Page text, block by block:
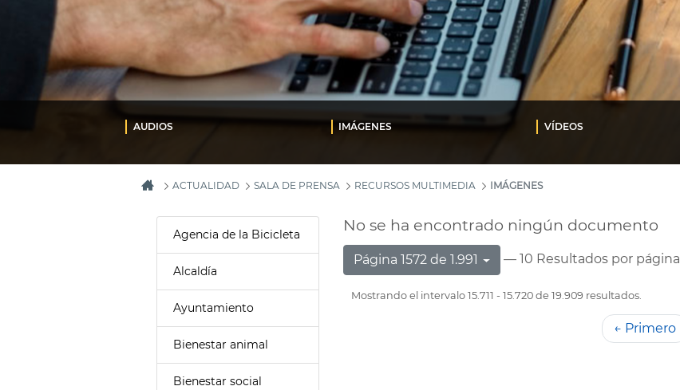
AUDIOS IMÁGENES VÍDEOS
ACTUALIDAD SALA DE PRENSA RECURSOS MULTIMEDIA IMÁGENES
Agencia de la Bicicleta
Alcaldía
Ayuntamiento
Bienestar animal
Bienestar social
No se ha encontrado ningún documento
Página 1572 de 1.991 — 10 Resultados por página
Mostrando el intervalo 15.711 - 15.720 de 19.909 resultados.
← Primero